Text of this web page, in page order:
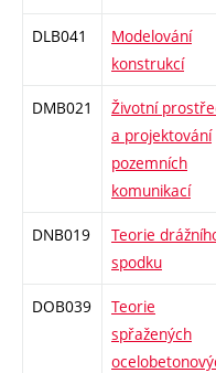
DLB041
Modelování
konstrukcí
DMB021
Životní
a projektování
pozemních
komunikací
DNB019
Teorie
spodku
DOB039
Teorie
spřažených